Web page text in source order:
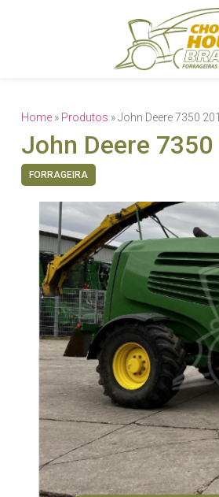
Home » Produtos »John Deere 7350
John Deere
FORRAGEIRA